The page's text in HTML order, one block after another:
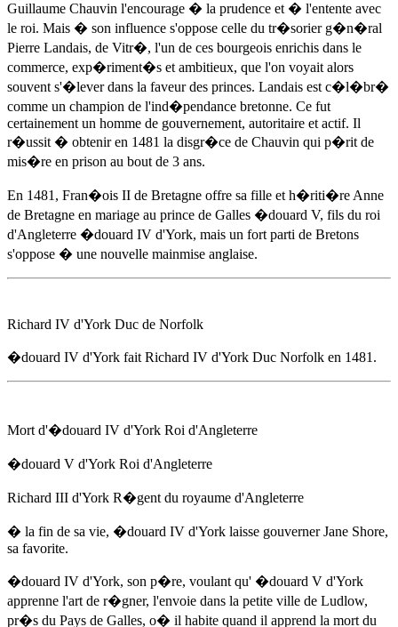
Guillaume Chauvin l'encourage � la prudence et � l'entente avec
le roi. Mais � son influence s'oppose celle du tr�sorier g�n�ral
Pierre Landais, de Vitr�, l'un de ces bourgeois enrichis dans le
commerce, exp�riment�s et ambitieux, que l'on voyait alors
souvent s'�lever dans la faveur des princes. Landais est c�l�br�
comme un champion de l'ind�pendance bretonne. Ce fut
certainement un homme de gouvernement, autoritaire et actif. Il
r�ussit � obteniren 1481 la disgr�ce de Chauvin qui p�rit de
mis�re en prison au bout de 3 ans.
En 1481 , Fran�ois II de Bretagne offre sa fille et h�riti�re Anne
de Bretagne en mariage au prince de Galles �douard V, fils du roi
d'Angleterre �douard IV d'York, mais un fort parti de Bretons
s'oppose � une nouvelle mainmise anglaise.
Richard IV d'York Duc de Norfolk
�douard IV d'York fait Richard IV d'York Duc Norfolk en 1481 .
Mort d'�douard IV d'York Roi d'Angleterre
�douard V d'York Roi d'Angleterre
Richard III d'York R�gent du royaume d'Angleterre
� la fin de sa vie, �douard IV d'York laisse gouverner Jane Shore,
sa favorite.
�douard IV d'York, son p�re, voulant qu' �douard V d'York
apprenne l'art de r�gner, l'envoie dans la petite ville de Ludlow,
pr�s du Pays de Galles, o� il habite quand il apprend la mort du